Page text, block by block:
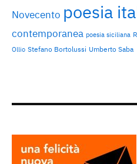
Novecento poesia
contemporanea poesia siciliana
Ollio Stefano Bortolussi Umberto Saba